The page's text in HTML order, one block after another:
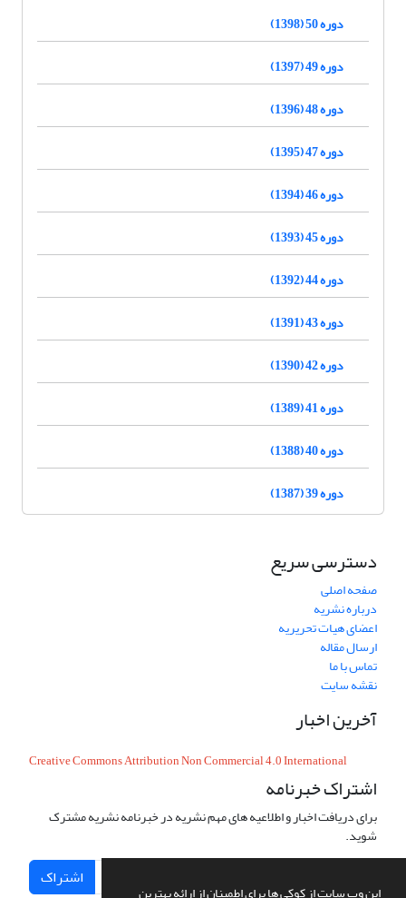
این وب سایت از کوکی ها برای اطمینان از ارائه بهترین
دوره 50 (1398)
دوره 49 (1397)
دوره 48 (1396)
دوره 47 (1395)
دوره 46 (1394)
دوره 45 (1393)
دوره 44 (1392)
دوره 43 (1391)
دوره 42 (1390)
دوره 41 (1389)
دوره 40 (1388)
دوره 39 (1387)
دسترسی سریع
صفحه اصلی
درباره نشریه
اعضای هیات تحریریه
ارسال مقاله
تماس با ما
نقشه سایت
آخرین اخبار
Creative Commons Attribution Non Commercial 4.0 International
اشتراک خبرنامه
برای دریافت اخبار و اطلاعیه های مهم نشریه در خبرنامه نشریه مشترک
شوید.
اشتراک